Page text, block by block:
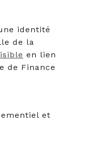
identité
de la
en lien
de Finance
et